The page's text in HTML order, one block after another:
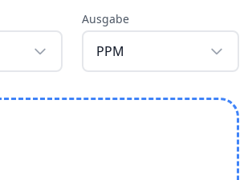
Ausgabe
PPM